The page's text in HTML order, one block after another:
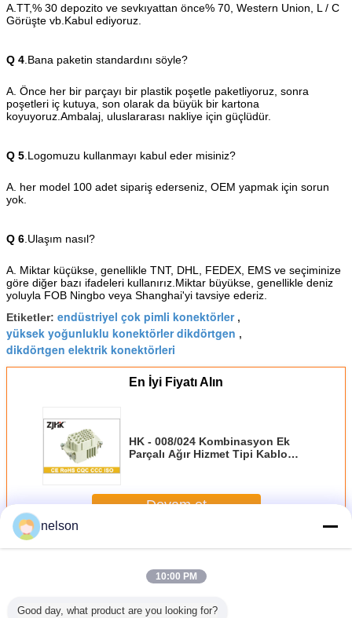
A.TT,% 30 depozito ve sevkıyattan önce% 70, Western Union, L / C
Görüşte vb.Kabul ediyoruz.
Q 4 .Bana paketin standardını söyle?
A. Önce her bir parçayı bir plastik poşetle paketliyoruz, sonra
poşetleri iç kutuya, son olarak da büyük bir kartona
koyuyoruz.Ambalaj, uluslararası nakliye için güçlüdür.
Q 5 .Logomuzu kullanmayı kabul eder misiniz?
A. her model 100 adet sipariş ederseniz, OEM yapmak için sorun
yok.
Q 6 .Ulaşım nasıl?
A. Miktar küçükse, genellikle TNT, DHL, FEDEX, EMS ve seçiminize
göre diğer bazı ifadeleri kullanırız.Miktar büyükse, genellikle deniz
yoluyla FOB Ningbo veya Shanghai'yi tavsiye ederiz.
Etiketler: endüstriyel çok pimli konektörler,
yüksek yoğunluklu konektörler dikdörtgen ,
dikdörtgen elektrik konektörleri
En İyi Fiyatı Alın
HK - 008/024 Kombinasyon Ek
Parçalı Ağır Hizmet Tipi Kablo
Devam et
DahaAğır Hizmet Tipi Tel Bağlayıcı
nelson
10:00 PM
Good day, what product are you looking for?